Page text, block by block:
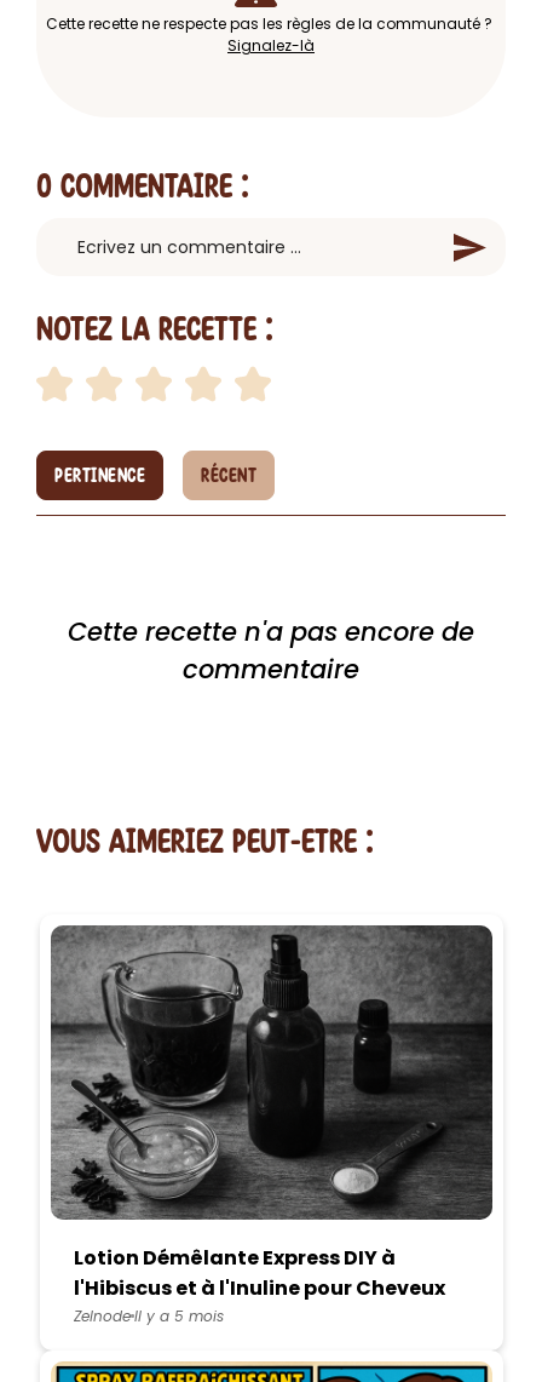
Cette recette ne respecte pas les règles de la communauté ?
Signalez-là
0 Commentaire :
Notez la recette :
PERTINENCE RÉCENT
Cette recette n'a pas encore de
commentaire
vous AIMERiEZ PEUT-ETRE :
Lotion Démêlante Express DIY à
l'Hibiscus et à l'Inuline pour Cheveux
Doux et Brillants
ZelnodeIl y a 5 mois